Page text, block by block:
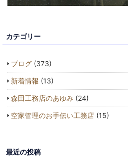
カテゴリー
ブログ (373)
新着情報 (13)
森田工務店のあゆみ (24)
空家管理のお手伝い工務店 (15)
最近の投稿